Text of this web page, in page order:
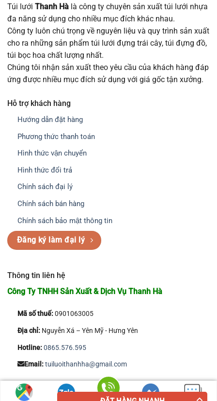
Túi lưới Thanh Hà là công ty chuyên sản xuất túi lưới nhựa
đa năng sử dụng cho nhiều mục đích khác nhau.
Công ty luôn chú trọng về nguyên liệu và quy trình sản xuất
cho ra những sản phẩm túi lưới đựng trái cây, túi đựng đồ,
túi bọc hoa chất lượng nhất.
Chúng tôi nhận sản xuất theo yêu cầu của khách hàng đáp
ứng được nhiều mục đích sử dụng với giá gốc tận xưởng.
Hỗ trợ khách hàng
Hướng dẫn đặt hàng
Phương thức thanh toán
Hình thức vận chuyển
Hình thức đổi trả
Chính sách đại lý
Chính sách bán hàng
Chính sách bảo mật thông tin
Đăng ký làm đại lý
Thông tin liên hệ
Công Ty TNHH Sản Xuất & Dịch Vụ Thanh Hà
Mã số thuế:0901063005
Địa chỉ:Nguyễn Xá – Yên Mỹ - Hưng Yên
Hotline:0865.576.595
Email:tuiluoithanhha@gmail.com
Copyright 2026 © Công Ty TNHH Sản Xuất & Dịch Vụ Thanh Hà